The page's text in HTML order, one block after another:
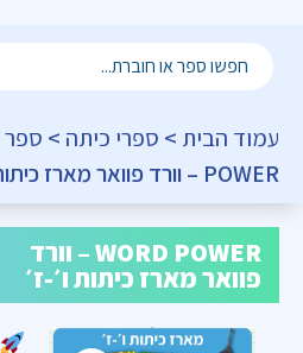
עמוד הבית > ספרי כיתה > ספר
POWER – וורד פוואר מארז כיתות ו׳-ז׳
WORD POWER – וורד
פוואר מארז כיתות ו׳-ז׳